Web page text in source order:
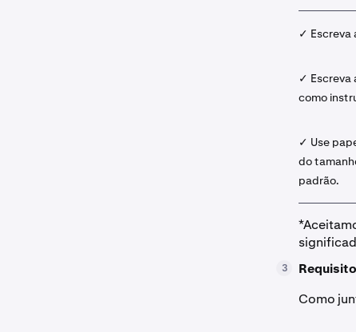
✓ Escreva
✓ Escreva
como
✓ Use
do
padrão.
3
Como